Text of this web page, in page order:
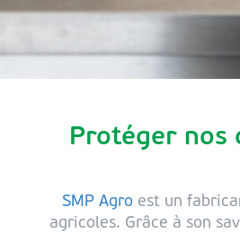
Protéger nos
SMP Agro est un
agricoles. Grâce à son